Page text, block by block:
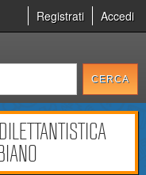
Registrati Accedi